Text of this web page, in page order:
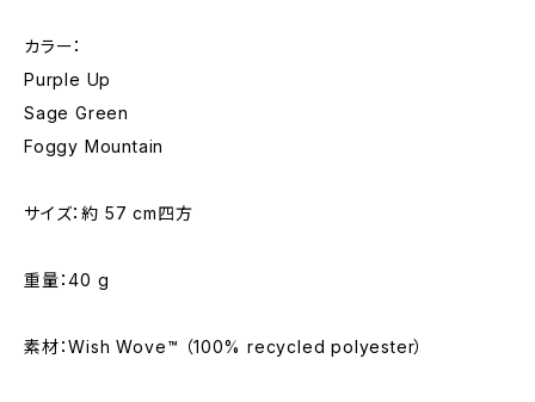
カラー：
Purple Up
Sage Green
Foggy Mountain
サイズ：約 57 cm四方
重量：40 g
素材：Wish Wove™ （100% recycled polyester）